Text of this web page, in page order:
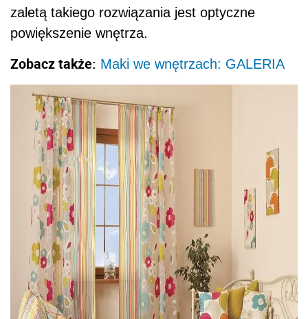
zaletą takiego rozwiązania jest optyczne
powiększenie wnętrza.
Zobacz także: Maki we wnętrzach: GALERIA